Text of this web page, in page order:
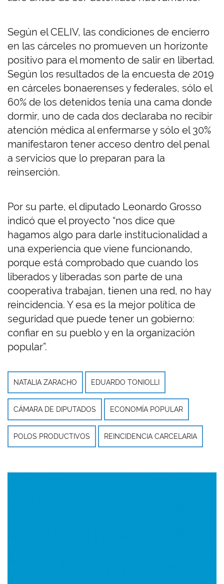
Según el CELIV, las condiciones de encierro
en las cárceles no promueven un horizonte
positivo para el momento de salir en libertad.
Según los resultados de la encuesta de 2019
en cárceles bonaerenses y federales, sólo el
60% de los detenidos tenía una cama donde
dormir, uno de cada dos declaraba no recibir
atención médica al enfermarse y sólo el 30%
manifestaron tener acceso dentro del penal
a servicios que lo preparan para la
reinserción.
Por su parte, el diputado Leonardo Grosso
indicó que el proyecto “nos dice que
hagamos algo para darle institucionalidad a
una experiencia que viene funcionando,
porque está comprobado que cuando los
liberados y liberadas son parte de una
cooperativa trabajan, tienen una red, no hay
reincidencia. Y esa es la mejor política de
seguridad que puede tener un gobierno:
confiar en su pueblo y en la organización
popular”.
NATALIA ZARACHO EDUARDO TONIOLLI
CÁMARA DE DIPUTADOS ECONOMÍA POPULAR
POLOS PRODUCTIVOS REINCIDENCIA CARCELARIA